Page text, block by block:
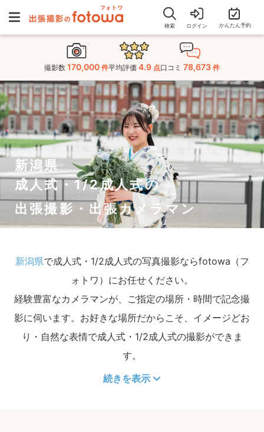
検索 ログイン かんたん予約
撮影数 170,000 件平均評価 4.9 点口コミ 78,673 件
新潟県
成人式・1/2成人式の
出張撮影・出張カメラマン
新潟県で成人式・1/2成人式の写真撮影ならfotowa（フ
ォトワ）にお任せください。
経験豊富なカメラマンが、ご指定の場所・時間で記念撮
影に伺います。お好きな場所だからこそ、イメージどお
り・自然な表情で成人式・1/2成人式の撮影ができま
す。
続きを表示